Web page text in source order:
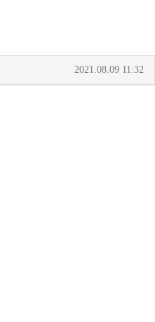
2021.08.09 11:32